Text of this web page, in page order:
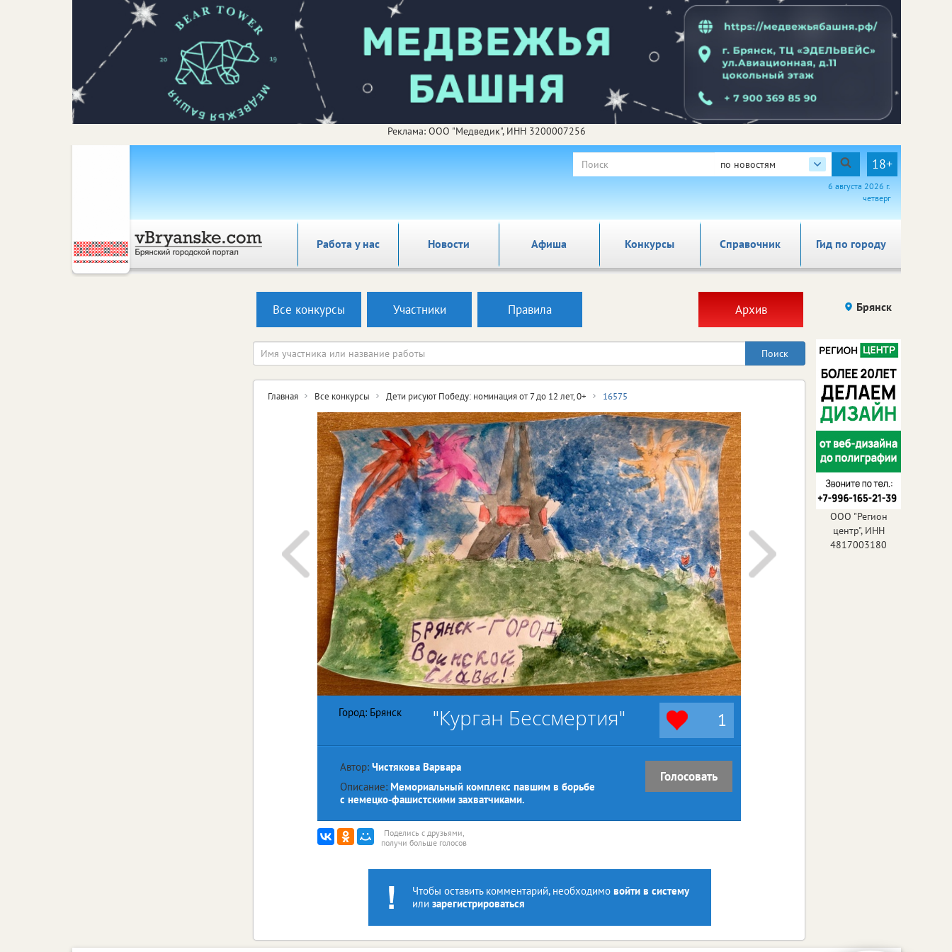
Реклама: ООО "Медведик", ИНН 3200007256
по новостям 18+
6 августа 2026 г.
четверг
Работа у нас Новости Афиша Справочник Гид по городу
Конкурсы
Все конкурсы Участники Правила Архив Брянск
Главная Все конкурсы Дети рисуют Победу: номинация от 7 до 12 лет, 0+ 16575
"Курган Бессмертия"
Город: Брянск 1
Автор: Чистякова Варвара
Описание: Мемориальный комплекс павшим в борьбе
с немецко-фашистскими захватчиками.
Голосовать
Поделись с друзьями,
получи больше голосов
Чтобы оставить комментарий, необходимо войти в систему
или зарегистрироваться
ООО "Регион
центр", ИНН
4817003180